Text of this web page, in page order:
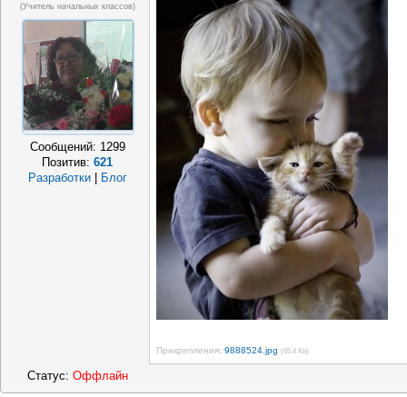
(учитель начальных классов)
Сообщений: 1299
Позитив:621
Разработки
Блог
Прикрепления: 9888524.jpg (65.4 Kb)
Статус: Оффлайн